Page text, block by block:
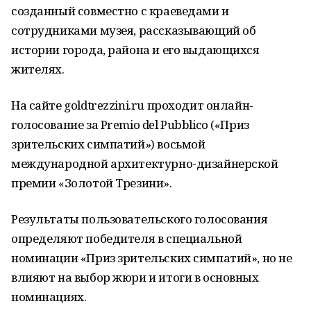
созданный совместно с краеведами и
сотрудниками музея, рассказывающий об
истории города, района и его выдающихся
жителях.
На сайте goldtrezzini.ru проходит онлайн-
голосование за Premio del Pubblico («Приз
зрительских симпатий») восьмой
международной архитектурно-дизайнерской
премии «Золотой Трезини».
Результаты пользовательского голосования
определяют победителя в специальной
номинации «Приз зрительских симпатий», но не
влияют на выбор жюри и итоги в основных
номинациях.